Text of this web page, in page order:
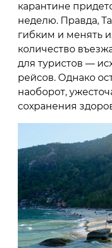
карантине
неделю. Правда,
гибким и менять
количество
для туристов —
рейсов. Однако
наоборот,
сохранения